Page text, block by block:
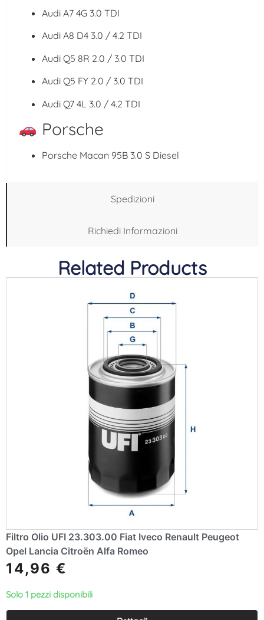
Spedizioni
Richiedi Informazioni
Audi A7 4G 3.0 TDI
Audi A8 D4 3.0 / 4.2 TDI
Audi Q5 8R 2.0 / 3.0 TDI
Audi Q5 FY 2.0 / 3.0 TDI
Audi Q7 4L 3.0 / 4.2 TDI
Porsche
Porsche Macan 95B 3.0 S Diesel
Related Products
Filtro Olio UFI 23.303.00 Fiat Iveco Renault Peugeot
Opel Lancia Citroën Alfa Romeo
14,96 €
Solo 1 pezzi disponibili